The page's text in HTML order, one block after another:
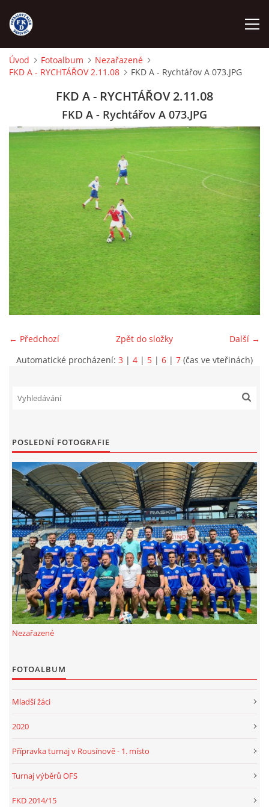
ÚVOD
STARŠÍ DOROST
STARŠÍ ŽÁCI
MLADŠÍ ŽÁCI
STARŠÍ PŘÍPRAVKA R 2012 + 2013
MLADŠÍ PŘÍPRAVKA R2014-2015
PODPORUJÍ NÁŠ KLUB
ARCHÍV
DOTACE
FKD, z.s.
Drnovice 704
68304 Drnovice
ičo 27005305
Úvod Fotoalbum
Nezařazené
FKD A - RYCHTÁŘOV 2.11.08
FKD A - Rychtářov A 073.JPG
FKD A - RYCHTÁŘOV 2.11.08
FKD A - Rychtářov A 073.JPG
← Předchozí Další →
Zpět do složky
Automatické procházení: 3 | 4 | 5 | 6 | 7 (čas ve vteřinách)
POSLEDNÍ FOTOGRAFIE
Nezařazené
FOTOALBUM
Mladší žáci
2020
Přípravka turnaj v Rousínově - 1. místo
Turnaj výběrů OFS
FKD 2014/15